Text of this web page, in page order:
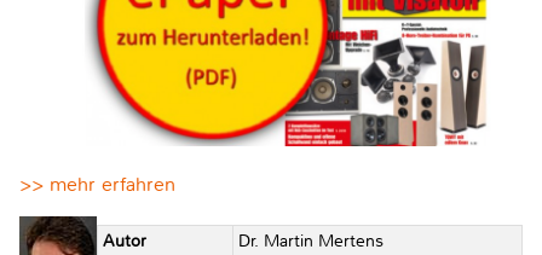
>> mehr erfahren
Autor
Dr. Martin Mertens